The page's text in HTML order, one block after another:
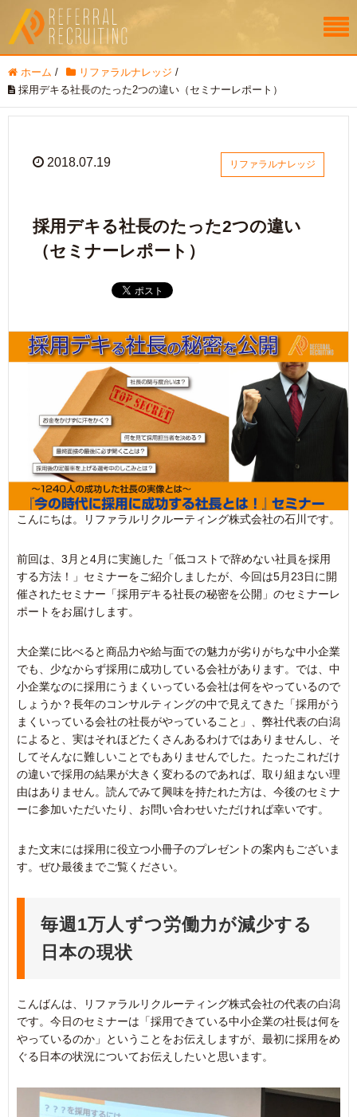
ホーム / リファラルナレッジ /
採用デキる社長のたった2つの違い（セミナーレポート）
2018.07.19 リファラルナレッジ
採用デキる社長のたった2つの違い
（セミナーレポート）
こんにちは。リファラルリクルーティング株式会社の石川です。
前回は、3月と4月に実施した「低コストで辞めない社員を採用
する方法！」セミナーをご紹介しましたが、今回は5月23日に開
催されたセミナー「採用デキる社長の秘密を公開」のセミナーレ
ポートをお届けします。
大企業に比べると商品力や給与面での魅力が劣りがちな中小企業
でも、少なからず採用に成功している会社があります。では、中
小企業なのに採用にうまくいっている会社は何をやっているので
しょうか？長年のコンサルティングの中で見えてきた「採用がう
まくいっている会社の社長がやっていること」、弊社代表の白潟
によると、実はそれほどたくさんあるわけではありませんし、そ
してそんなに難しいことでもありませんでした。たったこれだけ
の違いで採用の結果が大きく変わるのであれば、取り組まない理
由はありません。読んでみて興味を持たれた方は、今後のセミナ
ーに参加いただいたり、お問い合わせいただければ幸いです。
また文末には採用に役立つ小冊子のプレゼントの案内もございま
す。ぜひ最後までご覧ください。
毎週1万人ずつ労働力が減少する
日本の現状
こんばんは、リファラルリクルーティング株式会社の代表の白潟
です。今日のセミナーは「採用できている中小企業の社長は何を
やっているのか」ということをお伝えしますが、最初に採用をめ
ぐる日本の状況についてお伝えしたいと思います。